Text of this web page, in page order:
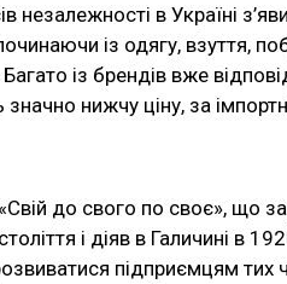
незалежності в Україні
із одягу, взуття,
із брендів вже
нижчу ціну, за
до свого по своє», що
і діяв в Галичині в
підприємцям тих